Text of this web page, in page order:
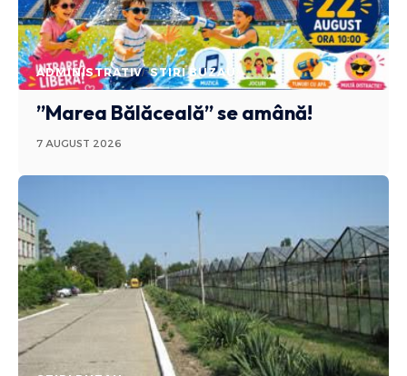
ADMINISTRATIV STIRI BUZAU
”Marea Bălăceală” se amână!
7 AUGUST 2026